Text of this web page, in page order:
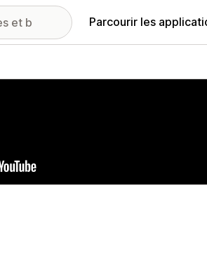
Parcourir les